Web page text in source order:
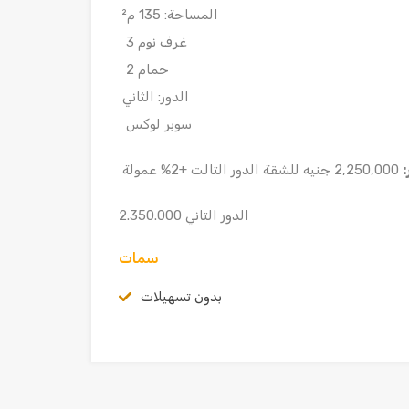
المساحة: 135 م²
3 غرف نوم
2 حمام
الدور: الثاني
سوبر لوكس
:
الدور التاني 2.350.000
سمات
بدون تسهيلات